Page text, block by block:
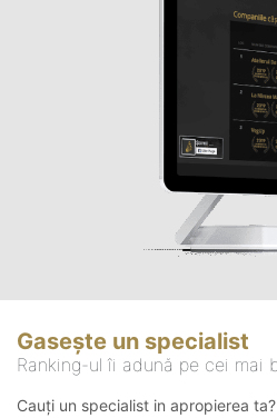
Gasește un specialist
Ranking-ul îi adună pe cei mai
Cauți un specialist in apropierea